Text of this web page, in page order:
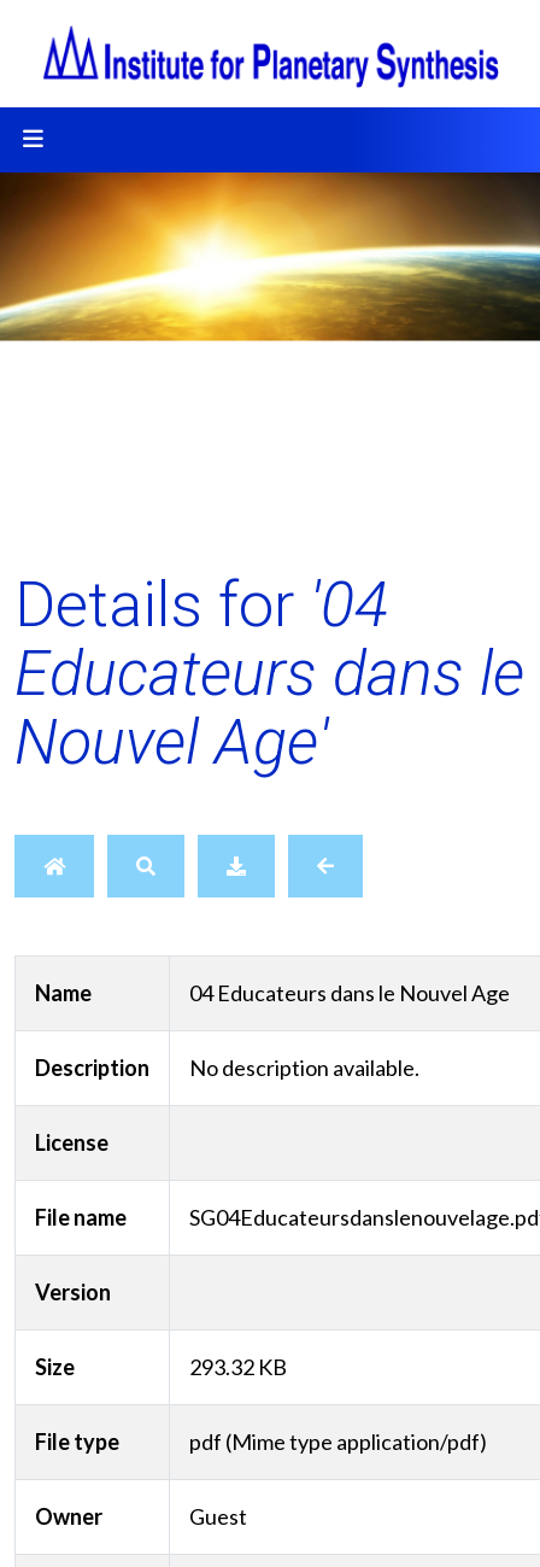
Details for '04
Educateurs dans le
Nouvel Age'
Name 04 Educateurs dans le Nouvel Age
Description No description available.
License
File name
Version
Size 293.32 KB
File type pdf (Mime type application/pdf)
Owner Guest